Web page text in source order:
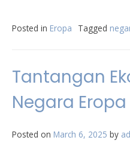
Posted in Eropa Tagged
Tantangan
Negara
Posted on March 6, 2025 by